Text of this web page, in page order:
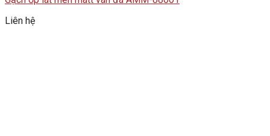
Liên hệ